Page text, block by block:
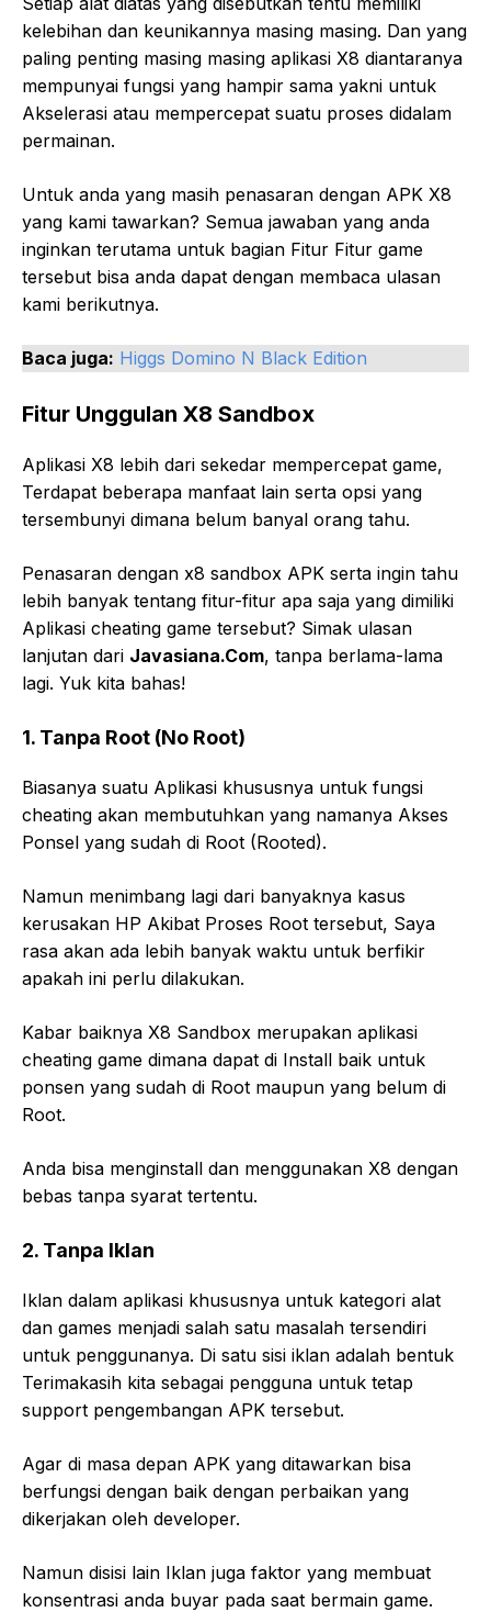
kelebihan dan keunikannya masing masing. Dan yang
paling penting masing masing aplikasi X8 diantaranya
mempunyai fungsi yang hampir sama yakni untuk
Akselerasi atau mempercepat suatu proses didalam
permainan.
Untuk anda yang masih penasaran dengan APK X8
yang kami tawarkan? Semua jawaban yang anda
inginkan terutama untuk bagian Fitur Fitur game
tersebut bisa anda dapat dengan membaca ulasan
kami berikutnya.
Baca juga: Higgs Domino N Black Edition
Fitur Unggulan X8 Sandbox
Aplikasi X8 lebih dari sekedar mempercepat game,
Terdapat beberapa manfaat lain serta opsi yang
tersembunyi dimana belum banyal orang tahu.
Penasaran dengan x8 sandbox APK serta ingin tahu
lebih banyak tentang fitur-fitur apa saja yang dimiliki
Aplikasi cheating game tersebut? Simak ulasan
lanjutan dari Javasiana.Com, tanpa berlama-lama
lagi. Yuk kita bahas!
1. Tanpa Root (No Root)
Biasanya suatu Aplikasi khususnya untuk fungsi
cheating akan membutuhkan yang namanya Akses
Ponsel yang sudah di Root (Rooted).
Namun menimbang lagi dari banyaknya kasus
kerusakan HP Akibat Proses Root tersebut, Saya
rasa akan ada lebih banyak waktu untuk berfikir
apakah ini perlu dilakukan.
Kabar baiknya X8 Sandbox merupakan aplikasi
cheating game dimana dapat di Install baik untuk
ponsen yang sudah di Root maupun yang belum di
Root.
Anda bisa menginstall dan menggunakan X8 dengan
bebas tanpa syarat tertentu.
2. Tanpa Iklan
Iklan dalam aplikasi khususnya untuk kategori alat
dan games menjadi salah satu masalah tersendiri
untuk penggunanya. Di satu sisi iklan adalah bentuk
Terimakasih kita sebagai pengguna untuk tetap
support pengembangan APK tersebut.
Agar di masa depan APK yang ditawarkan bisa
berfungsi dengan baik dengan perbaikan yang
dikerjakan oleh developer.
Namun disisi lain Iklan juga faktor yang membuat
konsentrasi anda buyar pada saat bermain game.